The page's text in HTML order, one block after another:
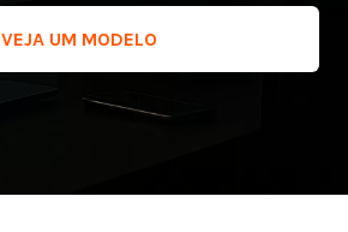
VEJA UM MODELO